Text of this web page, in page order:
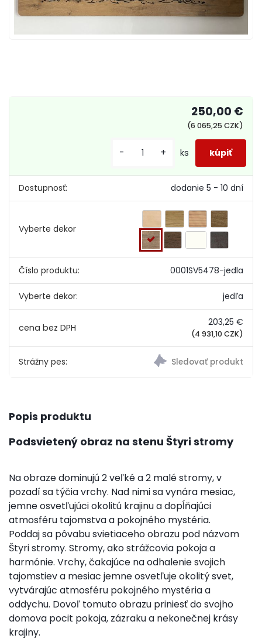
Dostupnosť: dodanie 5 - 10 dní
Číslo produktu: 0001SV5478-jedla
Vyberte dekor: jedľa
Vyberte dekor
203,25 €
(4 931,10 CZK)
250,00 €
(6 065,25 CZK)
Strážny pes:
- + ks
Popis produktu
Podsvietený obraz na stenu Štyri stromy
Na obraze dominujú 2 veľké a 2 malé stromy, v
pozadí sa týčia vrchy. Nad nimi sa vynára mesiac,
jemne osvetľujúci okolitú krajinu a dopĺňajúci
atmosféru tajomstva a pokojného mystéria.
Poddaj sa pôvabu svietiaceho obrazu pod názvom
Štyri stromy. Stromy, ako strážcovia pokoja a
harmónie. Vrchy, čakajúce na odhalenie svojich
tajomstiev a mesiac jemne osvetľuje okolitý svet,
vytvárajúc atmosféru pokojného mystéria a
oddychu. Dovoľ tomuto obrazu priniesť do svojho
domova pocit pokoja, zázraku a nekonečnej krásy
krajiny.